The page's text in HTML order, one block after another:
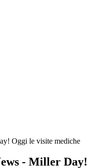
Oggi le visite mediche
- Miller Day!